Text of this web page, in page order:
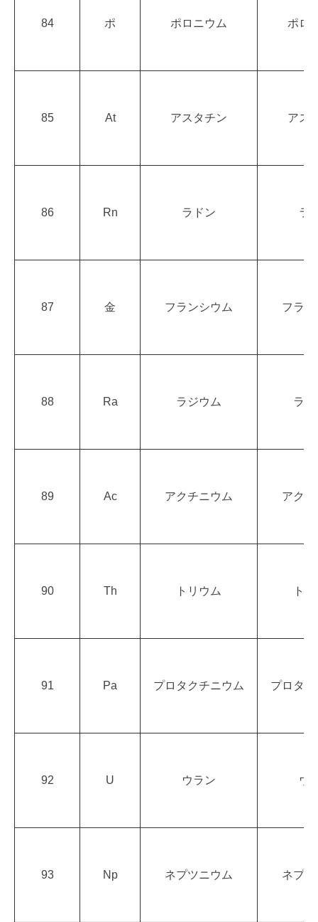
84 ポ ポロニウム ポロ
85 At アスタチン アス
86 Rn ラドン ラ
87 金 フランシウム フラ
88 Ra ラジウム ラ
89 Ac アクチニウム アク
90 Th トリウム ト
91 Pa プロタクチニウム プロタ
92 U ウラン ウ
93 Np ネプツニウム ネプ